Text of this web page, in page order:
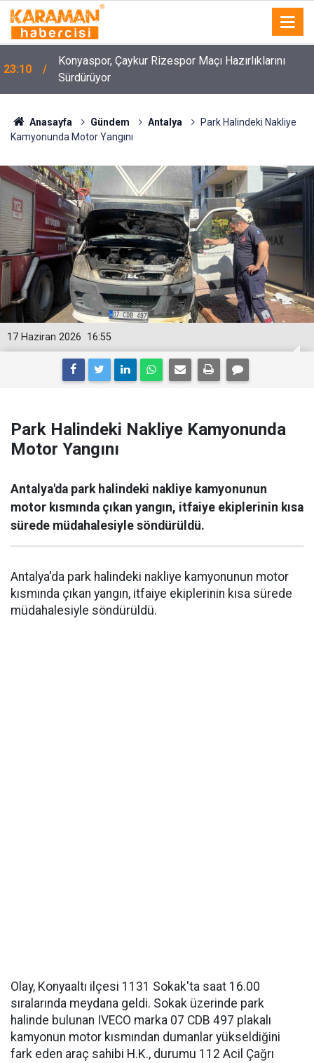
23:10
Konyaspor, Çaykur Rizespor Maçı Hazırlıklarını
Sürdürüyor
Anasayfa Gündem Antalya
Park Halindeki Nakliye
Kamyonunda Motor Yangını
16:55
17 Haziran 2026
Park Halindeki Nakliye Kamyonunda
Motor Yangını
Antalya'da park halindeki nakliye kamyonunun
motor kısmında çıkan yangın, itfaiye ekiplerinin kısa
sürede müdahalesiyle söndürüldü.
Antalya'da park halindeki nakliye kamyonunun motor
kısmında çıkan yangın, itfaiye ekiplerinin kısa sürede
müdahalesiyle söndürüldü.
Olay, Konyaaltı ilçesi 1131 Sokak'ta saat 16.00
sıralarında meydana geldi. Sokak üzerinde park
halinde bulunan IVECO marka 07 CDB 497 plakalı
kamyonun motor kısmından dumanlar yükseldiğini
fark eden araç sahibi H.K., durumu 112 Acil Çağrı